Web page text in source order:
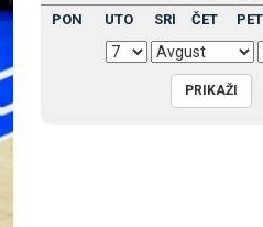
PON UTO SRI ČET PET